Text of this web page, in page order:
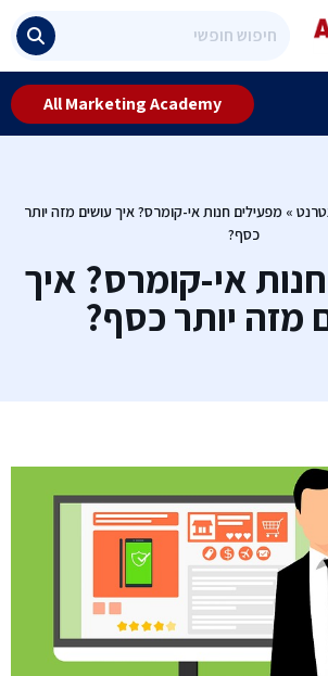
All Marketing Academy
» מפעילים חנות אי-קומרס? איך עושים מזה יותר
כסף?
אי-קומרס? איך
מזה יותר כסף?